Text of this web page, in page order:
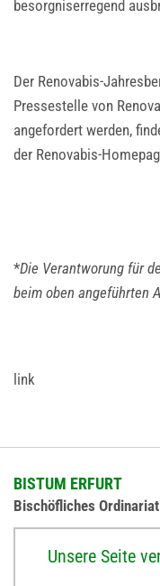
besorgniserregend
Der Renovabis-
Pressestelle von
angefordert werden,
der Renovabis-
*Die Verantworung für
beim oben angeführten
link
BISTUM ERFURT
Bischöfliches Ordinariat
Unsere Seite